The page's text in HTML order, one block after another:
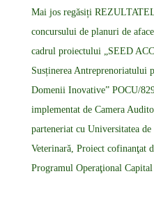
Mai jos regăsiți
concursului de planuri de
cadrul proiectului „SEED
Susținerea
Domenii Inovative” POCU/
implementat de Camera
parteneriat cu Universitatea
Veterinară, Proiect cofinanţat
Programul Operaţional